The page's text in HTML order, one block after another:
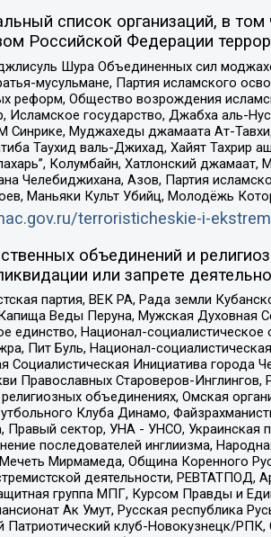
список организаций, в том
Российской Федерации
Шура Объединенных сил
мусульмане, Партия исламского
реформ, Общество возрождения
Исламское государство, Джабха аль-
Синрике, Муджахеды джамаата Ат-
Таухид валь-Джихад, Хайят Тахрир
Колумбайн, Хатлонский джамаат,
Челебиджихана, Азов, Партия
Маньяки Культ Убийц, Молодёжь
terroristicheskie-i-
объединений и
или запрете
партия, ВЕК РА, Рада земли
Веды Перуна, Мужская Духовная
единство, Национал-
Пит Буль, Национал-
Социалистическая Инициатива города
Православных Староверов-
объединениях, Омская
Клуба Динамо,
Правый сектор, УНА - УНСО, Украинская
последователей инглиизма,
Мирмамеда, Община Коренного
деятельности,
группа МПГ, Курсом Правды и
Ак Умут, Русская республика
Патриотический клуб-Новокузнецк/